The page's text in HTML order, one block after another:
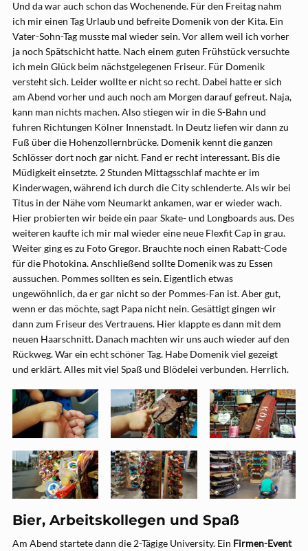
Und da war auch schon das Wochenende. Für den Freitag nahm
ich mir einen Tag Urlaub und befreite Domenik von der Kita. Ein
Vater-Sohn-Tag musste mal wieder sein. Vor allem weil ich vorher
ja noch Spätschicht hatte. Nach einem guten Frühstück versuchte
ich mein Glück beim nächstgelegenen Friseur. Für Domenik
versteht sich. Leider wollte er nicht so recht. Dabei hatte er sich
am Abend vorher und auch noch am Morgen darauf gefreut. Naja,
kann man nichts machen. Also stiegen wir in die S-Bahn und
fuhren Richtungen Kölner Innenstadt. In Deutz liefen wir dann zu
Fuß über die Hohenzollernbrücke. Domenik kennt die ganzen
Schlösser dort noch gar nicht. Fand er recht interessant. Bis die
Müdigkeit einsetzte. 2 Stunden Mittagsschlaf machte er im
Kinderwagen, während ich durch die City schlenderte. Als wir bei
Titus in der Nähe vom Neumarkt ankamen, war er wieder wach.
Hier probierten wir beide ein paar Skate- und Longboards aus. Des
weiteren kaufte ich mir mal wieder eine neue Flexfit Cap in grau.
Weiter ging es zu Foto Gregor. Brauchte noch einen Rabatt-Code
für die Photokina. Anschließend sollte Domenik was zu Essen
aussuchen. Pommes sollten es sein. Eigentlich etwas
ungewöhnlich, da er gar nicht so der Pommes-Fan ist. Aber gut,
wenn er das möchte, sagt Papa nicht nein. Gesättigt gingen wir
dann zum Friseur des Vertrauens. Hier klappte es dann mit dem
neuen Haarschnitt. Danach machten wir uns auch wieder auf den
Rückweg. War ein echt schöner Tag. Habe Domenik viel gezeigt
und erklärt. Alles mit viel Spaß und Blödelei verbunden. Herrlich.
Bier, Arbeitskollegen und Spaß
Am Abend startete dann die 2-Tägige University. Ein Firmen-Event